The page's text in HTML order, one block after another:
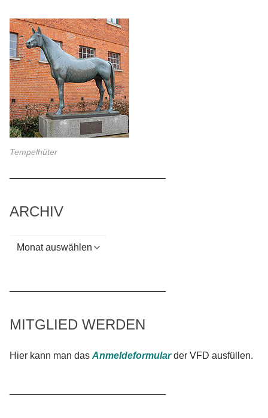
Tempelhüter
ARCHIV
Archiv
MITGLIED WERDEN
Hier kann man das Anmeldeformularder VFD ausfüllen.